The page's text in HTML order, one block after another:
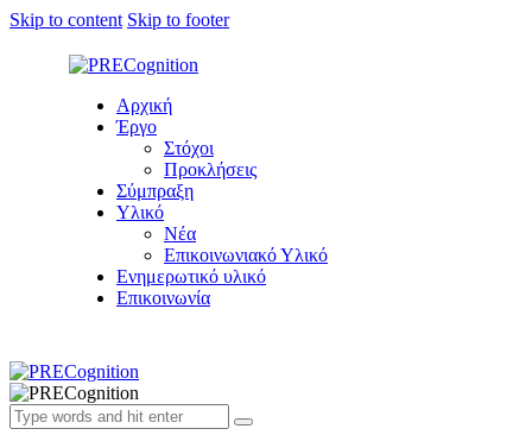
Skip to content Skip to footer
Αρχική
Έργο
Στόχοι
Προκλήσεις
Σύμπραξη
Υλικό
Nέα
Επικοινωνιακό Υλικό
Ενημερωτικό υλικό
Επικοινωνία